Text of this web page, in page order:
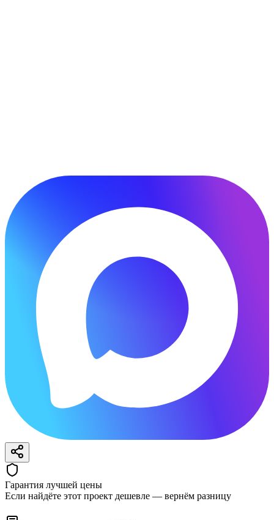
Гарантия лучшей цены
Если найдёте этот проект дешевле — вернём разницу